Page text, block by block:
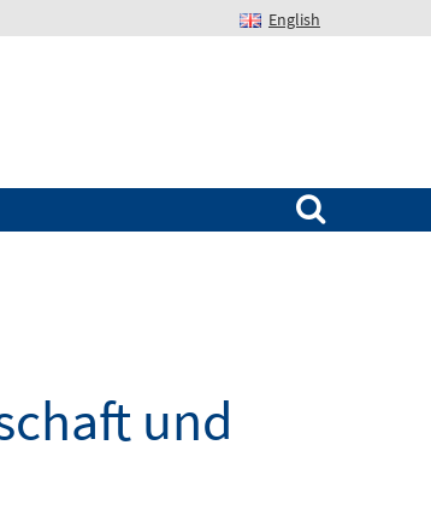
English
Suchen nach:
und